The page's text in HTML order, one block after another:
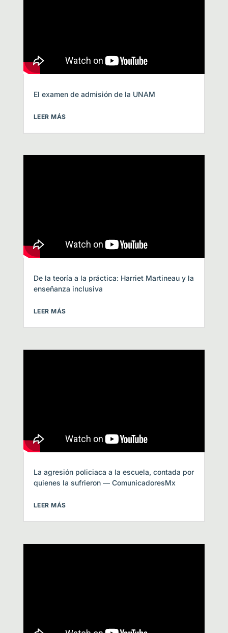
El examen de admisión de la UNAM
LEER MÁS
De la teoría a la práctica: Harriet Martineau y la
enseñanza inclusiva
LEER MÁS
La agresión policiaca a la escuela, contada por
quienes la sufrieron — ComunicadoresMx
LEER MÁS